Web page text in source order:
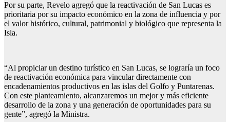
Por su parte, Revelo agregó que la reactivación de San Lucas es
prioritaria por su impacto económico en la zona de influencia y por
el valor histórico, cultural, patrimonial y biológico que representa la
Isla.
“Al propiciar un destino turístico en San Lucas, se lograría un foco
de reactivación económica para vincular directamente con
encadenamientos productivos en las islas del Golfo y Puntarenas.
Con este planteamiento, alcanzaremos un mejor y más eficiente
desarrollo de la zona y una generación de oportunidades para su
gente”, agregó la Ministra.